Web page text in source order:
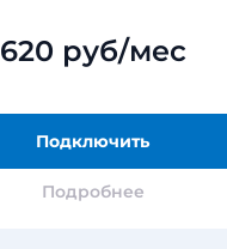
620 руб/мес
Подключить
Подробнее